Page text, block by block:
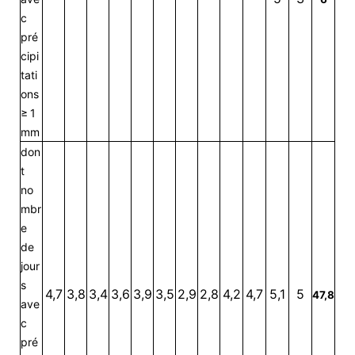
c
pré
cipi
tati
ons
≥ 1
mm
don
t
no
mbr
e
de
jour
s
ave
c
pré
4,7 3,8 3,4 3,6 3,9 3,5 2,9 2,8 4,2 4,7 5,1 5 47,8